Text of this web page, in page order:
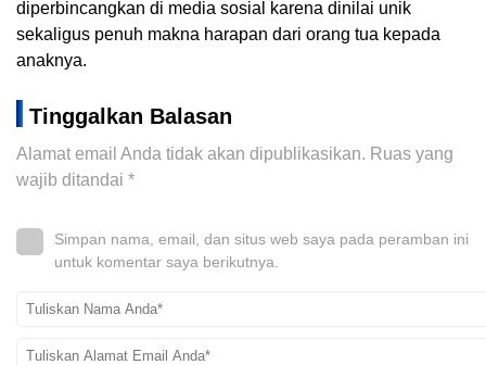
diperbincangkan di media sosial karena dinilai unik
sekaligus penuh makna harapan dari orang tua kepada
anaknya.
Tinggalkan Balasan
Alamat email Anda tidak akan dipublikasikan. Ruas yang
wajib ditandai *
Simpan nama, email, dan situs web saya pada peramban ini
untuk komentar saya berikutnya.